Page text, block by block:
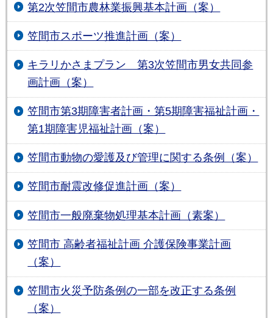
第2次笠間市農林業振興基本計画（案）
笠間市スポーツ推進計画（案）
キラリかさまプラン 第3次笠間市男女共同参
画計画（案）
笠間市第3期障害者計画・第5期障害福祉計画・
第1期障害児福祉計画（案）
笠間市動物の愛護及び管理に関する条例（案）
笠間市耐震改修促進計画（案）
笠間市一般廃棄物処理基本計画（素案）
笠間市 高齢者福祉計画 介護保険事業計画
（案）
笠間市火災予防条例の一部を改正する条例
（案）